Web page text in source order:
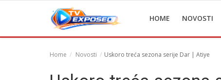
HOME NOVOSTI
Home Novosti Uskoro treća sezona serije Dar | Atiye